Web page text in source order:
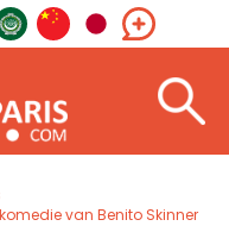
van Benito Skinner